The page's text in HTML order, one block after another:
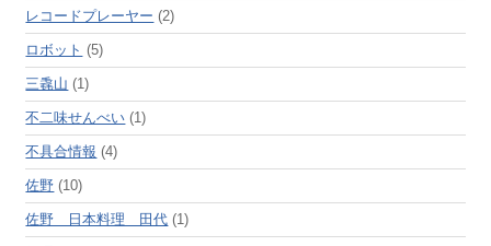
レコードプレーヤー (2)
ロボット (5)
三毳山 (1)
不二味せんべい (1)
不具合情報 (4)
佐野 (10)
佐野 日本料理 田代 (1)